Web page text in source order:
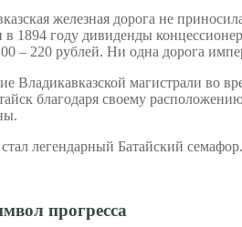
железная дорога не
в 1894 году дивиденды
– 220 рублей. Ни одна дорога
Владикавказской магистрали во
благодаря своему
легендарный Батайский семафор.
прогресса